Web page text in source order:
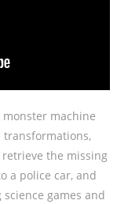
machine
transformations,
retrieve the missing
a police car, and
science games and